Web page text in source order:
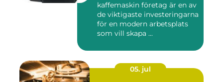
kaffemaskin företag är en av
de viktigaste investeringarna
för en modern arbetsplats
som vill skapa ...
05. jul